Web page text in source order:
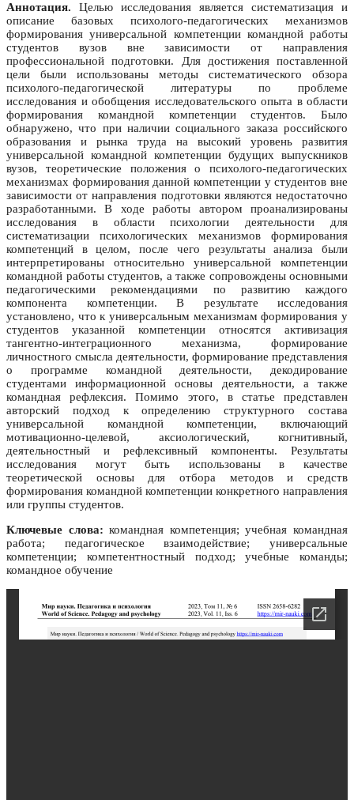
Аннотация. Целью исследования является систематизация и
описание базовых психолого-педагогических механизмов
формирования универсальной компетенции командной работы
студентов вузов вне зависимости от направления
профессиональной подготовки. Для достижения поставленной
цели были использованы методы систематического обзора
психолого-педагогической литературы по проблеме
исследования и обобщения исследовательского опыта в области
формирования командной компетенции студентов. Было
обнаружено, что при наличии социального заказа российского
образования и рынка труда на высокий уровень развития
универсальной командной компетенции будущих выпускников
вузов, теоретические положения о психолого-педагогических
механизмах формирования данной компетенции у студентов вне
зависимости от направления подготовки являются недостаточно
разработанными. В ходе работы автором проанализированы
исследования в области психологии деятельности для
систематизации психологических механизмов формирования
компетенций в целом, после чего результаты анализа были
интерпретированы относительно универсальной компетенции
командной работы студентов, а также сопровождены основными
педагогическими рекомендациями по развитию каждого
компонента компетенции. В результате исследования
установлено, что к универсальным механизмам формирования у
студентов указанной компетенции относятся активизация
тангентно-интеграционного механизма, формирование
личностного смысла деятельности, формирование представления
о программе командной деятельности, декодирование
студентами информационной основы деятельности, а также
командная рефлексия. Помимо этого, в статье представлен
авторский подход к определению структурного состава
универсальной командной компетенции, включающий
мотивационно-целевой, аксиологический, когнитивный,
деятельностный и рефлексивный компоненты. Результаты
исследования могут быть использованы в качестве
теоретической основы для отбора методов и средств
формирования командной компетенции конкретного направления
или группы студентов.
Ключевые слова: командная компетенция; учебная командная
работа; педагогическое взаимодействие; универсальные
компетенции; компетентностный подход; учебные команды;
командное обучение